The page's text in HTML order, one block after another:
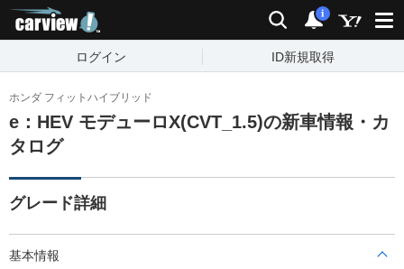
検索 通知
i
ログイン ID新規取得
ホンダ フィットハイブリッド
e：HEV モデューロX(CVT_1.5)の新車情報・カ
タログ
グレード詳細
基本情報